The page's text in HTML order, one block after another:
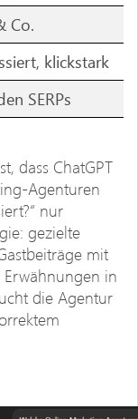
Co.
klickstark
SERPs
dass ChatGPT
Agenturen
nur
gezielte
mit
in
die Agentur